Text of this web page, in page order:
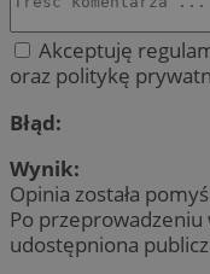
Akceptuję
oraz politykę
Błąd:
Wynik:
Opinia została
Po
udostępniona